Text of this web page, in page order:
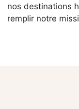
nos destinations
remplir notre